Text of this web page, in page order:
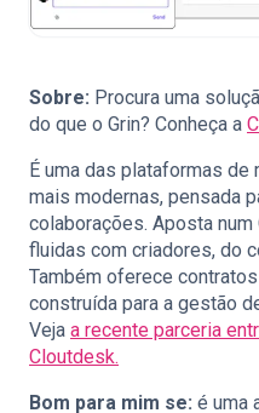
Sobre: Procura uma
do que o Grin? Conheça a
É uma das plataformas
mais modernas, pensada
colaborações. Aposta
fluidas com criadores, do
Também oferece
construída para a gestão
Veja a recente parceria
Cloutdesk.
Bom para mim se: é uma